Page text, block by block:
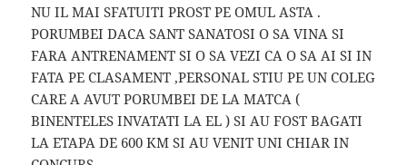
NU IL MAI SFATUITI PROST PE OMUL ASTA .
PORUMBEI DACA SANT SANATOSI O SA VINA SI
FARA ANTRENAMENT SI O SA VEZI CA O SA AI SI IN
FATA PE CLASAMENT ,PERSONAL STIU PE UN COLEG
CARE A AVUT PORUMBEI DE LA MATCA (
BINENTELES INVATATI LA EL ) SI AU FOST BAGATI
LA ETAPA DE 600 KM SI AU VENIT UNI CHIAR IN